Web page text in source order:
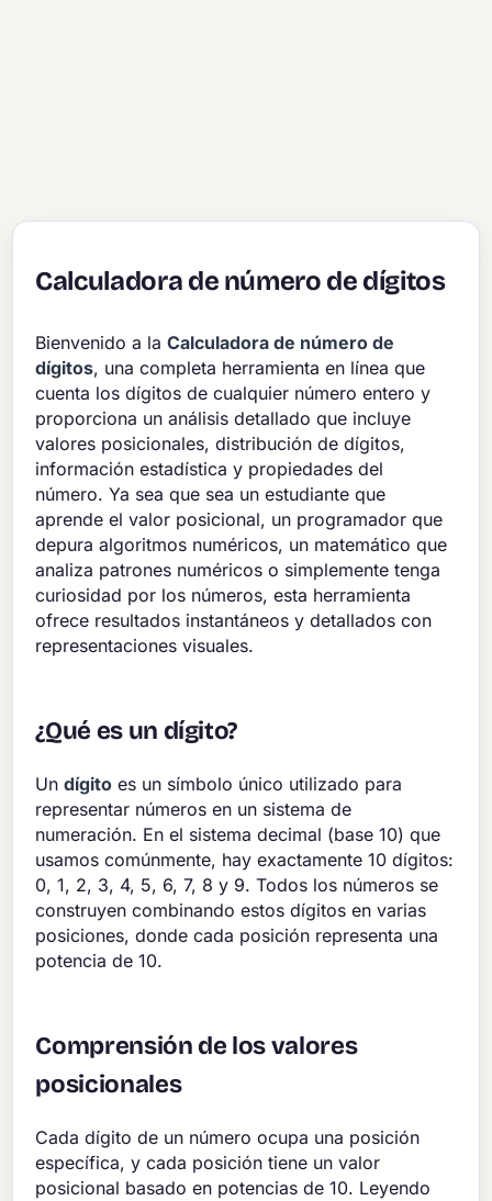
Calculadora de número de dígitos
Bienvenido a laCalculadora de número de
dígitos, una completa herramienta en línea que
cuenta los dígitos de cualquier número entero y
proporciona un análisis detallado que incluye
valores posicionales, distribución de dígitos,
información estadística y propiedades del
número. Ya sea que sea un estudiante que
aprende el valor posicional, un programador que
depura algoritmos numéricos, un matemático que
analiza patrones numéricos o simplemente tenga
curiosidad por los números, esta herramienta
ofrece resultados instantáneos y detallados con
representaciones visuales.
¿Qué es un dígito?
Undígito es un símbolo único utilizado para
representar números en un sistema de
numeración. En el sistema decimal (base 10) que
usamos comúnmente, hay exactamente 10 dígitos:
0, 1, 2, 3, 4, 5, 6, 7, 8 y 9. Todos los números se
construyen combinando estos dígitos en varias
posiciones, donde cada posición representa una
potencia de 10.
Comprensión de los valores
posicionales
Cada dígito de un número ocupa una posición
específica, y cada posición tiene un valor
posicional basado en potencias de 10. Leyendo